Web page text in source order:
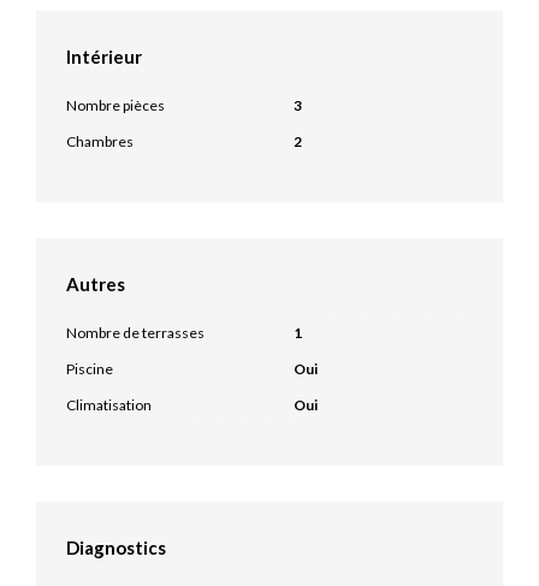
Intérieur
Nombre pièces
3
Chambres
2
Autres
Nombre de terrasses
1
Piscine
Oui
Climatisation
Oui
Diagnostics